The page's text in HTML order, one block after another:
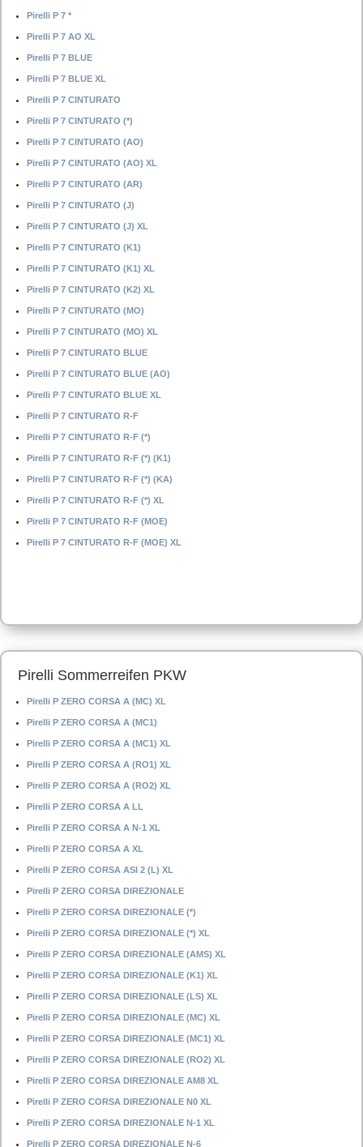
Pirelli P 7 *
Pirelli P 7 AO XL
Pirelli P 7 BLUE
Pirelli P 7 BLUE XL
Pirelli P 7 CINTURATO
Pirelli P 7 CINTURATO (*)
Pirelli P 7 CINTURATO (AO)
Pirelli P 7 CINTURATO (AO) XL
Pirelli P 7 CINTURATO (AR)
Pirelli P 7 CINTURATO (J)
Pirelli P 7 CINTURATO (J) XL
Pirelli P 7 CINTURATO (K1)
Pirelli P 7 CINTURATO (K1) XL
Pirelli P 7 CINTURATO (K2) XL
Pirelli P 7 CINTURATO (MO)
Pirelli P 7 CINTURATO (MO) XL
Pirelli P 7 CINTURATO BLUE
Pirelli P 7 CINTURATO BLUE (AO)
Pirelli P 7 CINTURATO BLUE XL
Pirelli P 7 CINTURATO R-F
Pirelli P 7 CINTURATO R-F (*)
Pirelli P 7 CINTURATO R-F (*) (K1)
Pirelli P 7 CINTURATO R-F (*) (KA)
Pirelli P 7 CINTURATO R-F (*) XL
Pirelli P 7 CINTURATO R-F (MOE)
Pirelli P 7 CINTURATO R-F (MOE) XL
Pirelli Sommerreifen PKW
Pirelli P ZERO CORSA A (MC) XL
Pirelli P ZERO CORSA A (MC1)
Pirelli P ZERO CORSA A (MC1) XL
Pirelli P ZERO CORSA A (RO1) XL
Pirelli P ZERO CORSA A (RO2) XL
Pirelli P ZERO CORSA A LL
Pirelli P ZERO CORSA A N-1 XL
Pirelli P ZERO CORSA A XL
Pirelli P ZERO CORSA ASI 2 (L) XL
Pirelli P ZERO CORSA DIREZIONALE
Pirelli P ZERO CORSA DIREZIONALE (*)
Pirelli P ZERO CORSA DIREZIONALE (*) XL
Pirelli P ZERO CORSA DIREZIONALE (AMS) XL
Pirelli P ZERO CORSA DIREZIONALE (K1) XL
Pirelli P ZERO CORSA DIREZIONALE (LS) XL
Pirelli P ZERO CORSA DIREZIONALE (MC) XL
Pirelli P ZERO CORSA DIREZIONALE (MC1) XL
Pirelli P ZERO CORSA DIREZIONALE (RO2) XL
Pirelli P ZERO CORSA DIREZIONALE AM8 XL
Pirelli P ZERO CORSA DIREZIONALE N0 XL
Pirelli P ZERO CORSA DIREZIONALE N-1 XL
Pirelli P ZERO CORSA DIREZIONALE N-6